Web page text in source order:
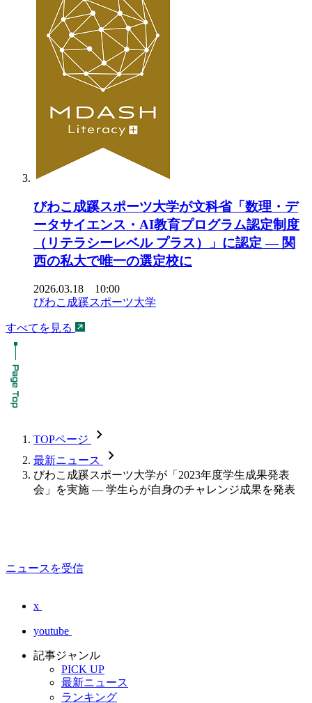
びわこ成蹊スポーツ大学が文科省「数理・デ
ータサイエンス・AI教育プログラム認定制度
（リテラシーレベル プラス）」に認定 ― 関
西の私大で唯一の選定校に
2026.03.18 10:00
びわこ成蹊スポーツ大学
すべてを見る
TOPページ chevron_forward
最新ニュース chevron_forward
びわこ成蹊スポーツ大学が「2023年度学生成果発表
会」を実施 ― 学生らが自身のチャレンジ成果を発表
ニュースを受信
x
youtube
記事ジャンル
PICK UP
最新ニュース
ランキング